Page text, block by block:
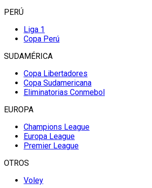
PERÚ
Liga 1
Copa Perú
SUDAMÉRICA
Copa Libertadores
Copa Sudamericana
Eliminatorias Conmebol
EUROPA
Champions League
Europa League
Premier League
OTROS
Voley